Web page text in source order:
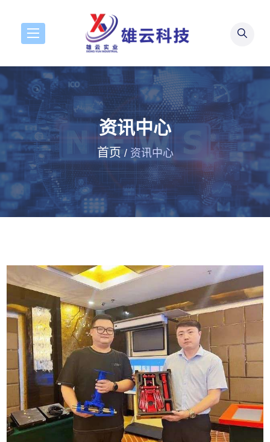
资讯中心
首页 / 资讯中心